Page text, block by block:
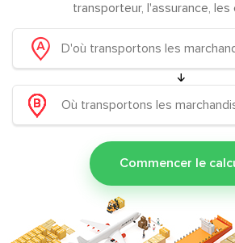
transporteur, l'assurance,
Commencer le